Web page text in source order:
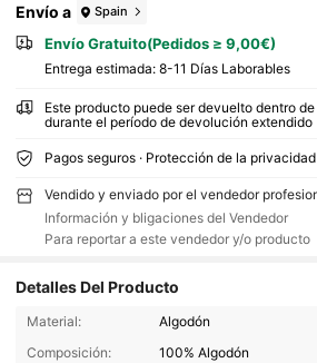
Envío a Spain
Envío Gratuito(Pedidos ≥ 9,00€)
Entrega estimada: 8-11 Días Laborables
Este producto puede ser devuelto dentro
durante el período de devolución extendido
Pagos seguros · Protección de la privacidad
Vendido y enviado por el vendedor
Información y bligaciones del Vendedor
Para reportar a este vendedor y/o producto
Detalles Del Producto
Material:
Algodón
Composición:
100% Algodón